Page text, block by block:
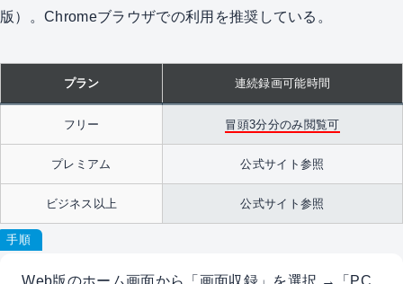
版）。Chromeブラウザでの利用を推奨している。
プラン 連続録画可能時間
フリー 冒頭3分分のみ閲覧可
プレミアム 公式サイト参照
ビジネス以上 公式サイト参照
手順
Web版のホーム画面から「画面収録」を選択 →「PC